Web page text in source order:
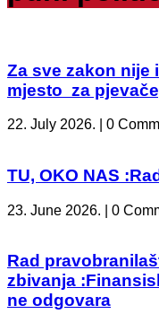
Za sve zakon nije
mjesto za
22. July 2026. | 0
TU, OKO NAS
23. June 2026. | 0
Rad
zbivanja
ne odgovara